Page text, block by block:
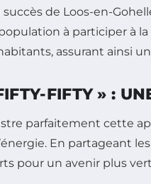
de Loos-en-
à participer à la
assurant ainsi
FIFTY » :
parfaitement cette
En partageant
pour un avenir plus